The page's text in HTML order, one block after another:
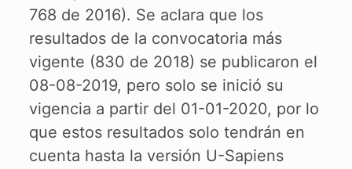
768 de 2016). Se aclara que los
resultados de la convocatoria más
vigente (830 de 2018) se publicaron el
08-08-2019, pero solo se inició su
vigencia a partir del 01-01-2020, por lo
que estos resultados solo tendrán en
cuenta hasta la versión U-Sapiens